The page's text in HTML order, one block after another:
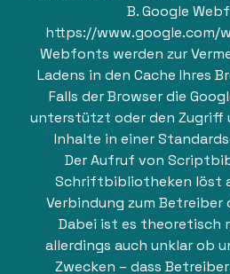
B. Google
https://www.google.com/
Webfonts werden zur
Ladens in den Cache Ihres
Falls der Browser die
unterstützt oder den Zugriff
Inhalte in einer
Der Aufruf von
Schriftbibliotheken löst
Verbindung zum Betreiber
Dabei ist es theoretisch
allerdings auch unklar ob
Zwecken – dass